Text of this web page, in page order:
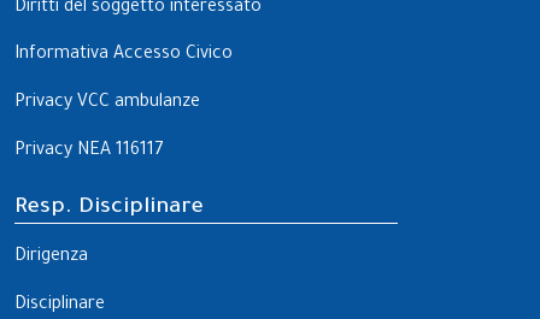
Diritti del soggetto interessato
Informativa Accesso Civico
Privacy VCC ambulanze
Privacy NEA 116117
Resp. Disciplinare
Dirigenza
Disciplinare